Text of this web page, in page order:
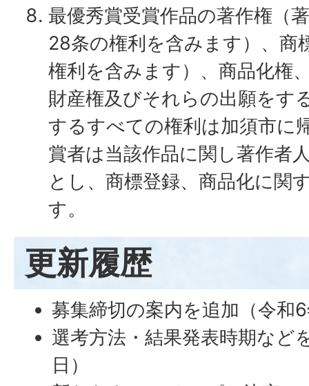
最優秀賞受賞作品の著作権（
28条の権利を含みます）、商
権利を含みます）、商品化権
財産権及びそれらの出願をす
するすべての権利は加須市に
賞者は当該作品に関し著作者
とし、商標登録、商品化に関
す。
更新履歴
募集締切の案内を追加（令和
選考方法・結果発表時期など
日）